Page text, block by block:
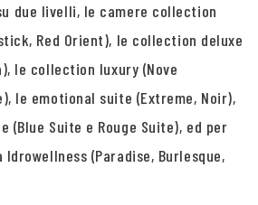
due livelli, le camere collection
Red Orient), le collection deluxe
le collection luxury (Nove
le emotional suite (Extreme, Noir),
(Blue Suite e Rouge Suite), ed per
(Paradise, Burlesque,